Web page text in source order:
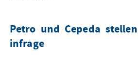
Petro und Cepeda
infrage